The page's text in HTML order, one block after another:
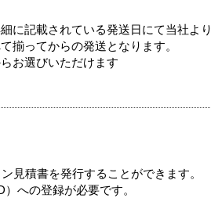
に記載されている発送日にて当社よ
揃ってからの発送となります。
お選びいただけます
見積書を発行することができます。
への登録が必要です。